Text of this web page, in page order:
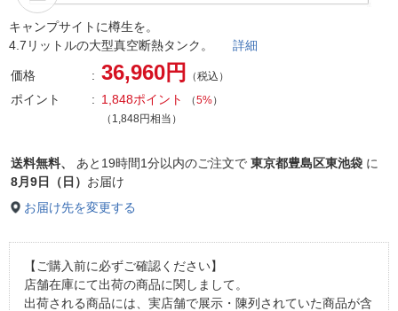
キャンプサイトに樽生を。
4.7リットルの大型真空断熱タンク。 詳細
価格 36,960円 （税込）
ポイント 1,848ポイント （5%）
（1,848円相当）
送料無料、 あと 19時間1分以内のご注文で 東京都豊島区東池袋 に
8月9日（日） お届け
お届け先を変更する
【ご購入前に必ずご確認ください】
店舗在庫にて出荷の商品に関しまして。
出荷される商品には、実店舗で展示・陳列されていた商品が含